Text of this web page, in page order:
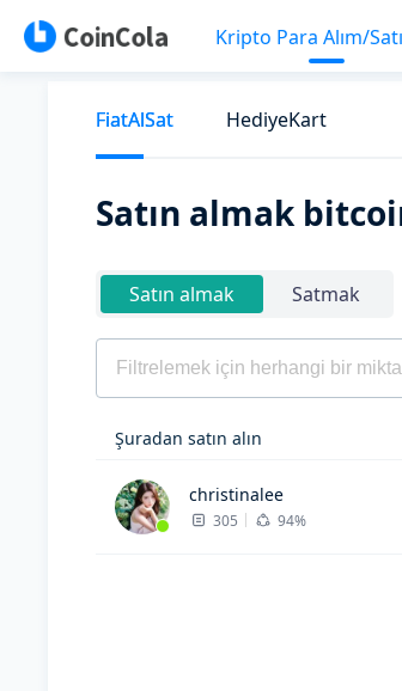
Kripto Para Alım/
FiatAlSat HediyeKart
Satın almak
Satın almak Satmak
Şuradan satın alın
christinalee
305 94%